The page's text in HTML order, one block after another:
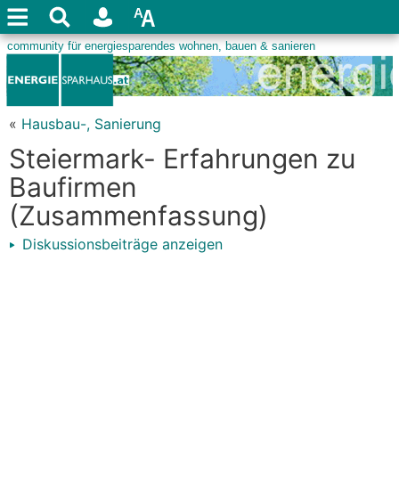
« Hausbau-, Sanierung
Steiermark- Erfahrungen zu
Baufirmen
(Zusammenfassung)
Diskussionsbeiträge anzeigen